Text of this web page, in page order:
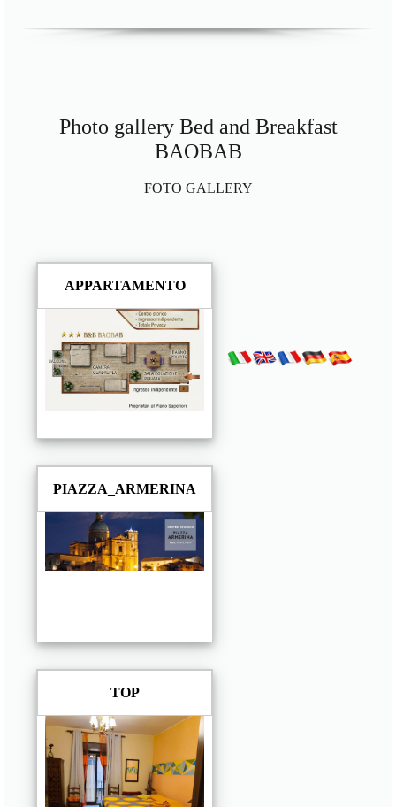
Photo gallery Bed and Breakfast
BAOBAB
FOTO GALLERY
APPARTAMENTO
PIAZZA_ARMERINA
TOP